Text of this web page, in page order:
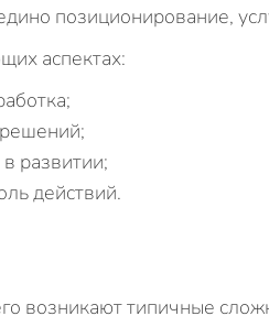
позиционирование,
аспектах:
развитии;
действий.
возникают типичные